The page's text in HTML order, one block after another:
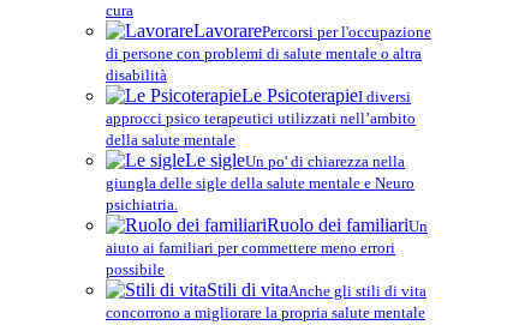
cura
LavorarePercorsi per l'occupazione
di persone con problemi di salute mentale o altra
disabilità
Le PsicoterapieI diversi
approcci psico terapeutici utilizzati nell’ambito
della salute mentale
Le sigleUn po' di chiarezza nella
giungla delle sigle della salute mentale e Neuro
psichiatria.
Ruolo dei familiariUn
aiuto ai familiari per commettere meno errori
possibile
Stili di vitaAnche gli stili di vita
concorrono a migliorare la propria salute mentale